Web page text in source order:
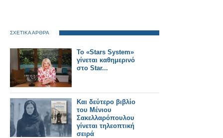
ΣΧΕΤΙΚΑ ΑΡΘΡΑ
Το «Stars System»
γίνεται καθημερινό
στο Star...
Και δεύτερο βιβλίο
του Μένιου
Σακελλαρόπουλου
γίνεται τηλεοπτική
σειρά